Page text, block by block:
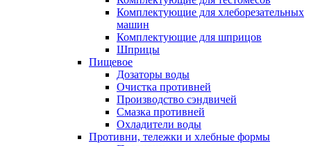
Комплектующие для хлеборезательных
машин
Комплектующие для шприцов
Шприцы
Пищевое
Дозаторы воды
Очистка противней
Производство сэндвичей
Смазка противней
Охладители воды
Противни, тележки и хлебные формы